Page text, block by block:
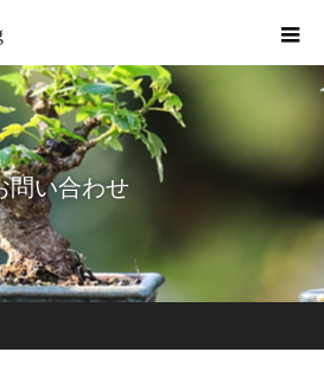
問い合わせ